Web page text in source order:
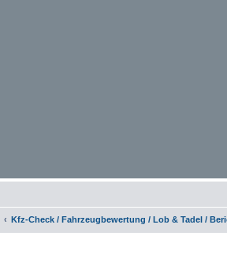
Kfz-Check / Fahrzeugbewertung / Lob & Tadel /